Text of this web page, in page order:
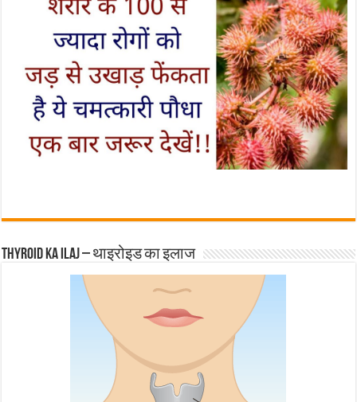
Thyroid ka ilaj – थाइरोइड का इलाज